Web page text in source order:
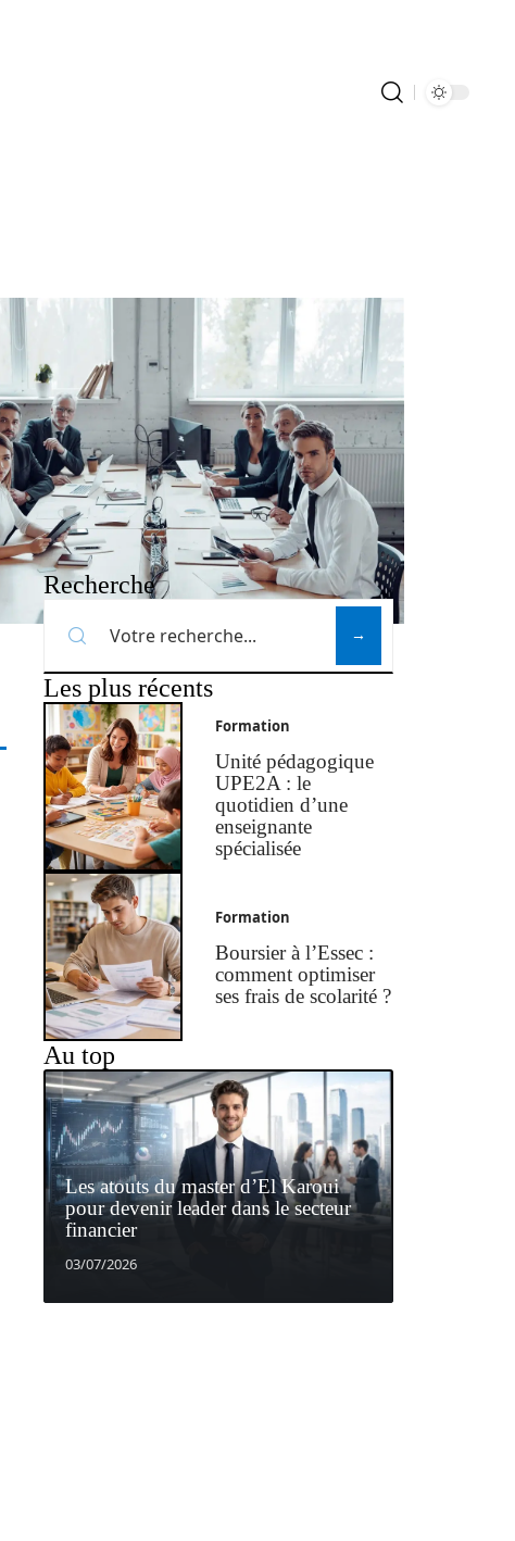
Recherche
Les plus récents
Formation
Unité pédagogique
UPE2A : le
quotidien d’une
enseignante
spécialisée
Formation
Boursier à l’Essec :
comment optimiser
ses frais de scolarité ?
Au top
Les atouts du master d’El Karoui
pour devenir leader dans le secteur
financier
03/07/2026